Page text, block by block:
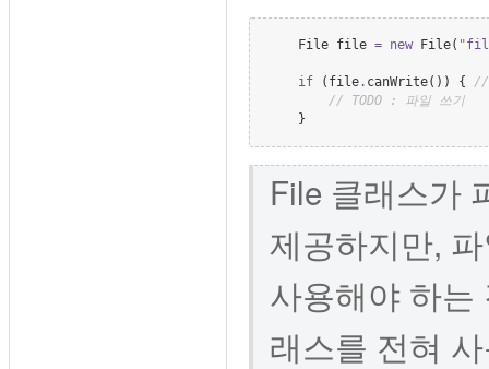
File file = new File( "
if (file . canWrite()) { //
// TODO : 파일 쓰기
    }
File 클래스가
제공하지만,
사용해야 하는
래스를 전혀